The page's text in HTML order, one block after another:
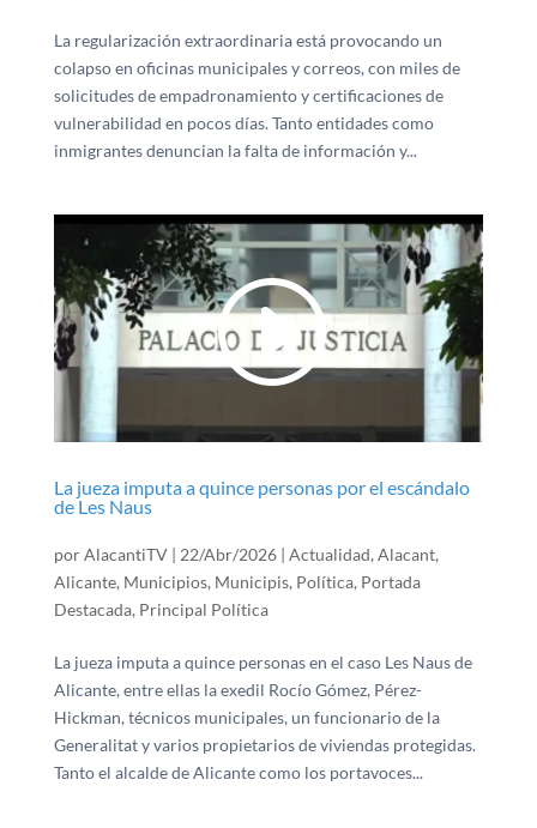
La regularización extraordinaria está provocando un
colapso en oficinas municipales y correos, con miles de
solicitudes de empadronamiento y certificaciones de
vulnerabilidad en pocos días. Tanto entidades como
inmigrantes denuncian la falta de información y...
La jueza imputa a quince personas por el escándalo
de Les Naus
porAlacantiTV| 22/Abr/2026| Actualidad, Alacant,
Alicante, Municipios, Municipis, Política, Portada
Destacada, Principal Política
La jueza imputa a quince personas en el caso Les Naus de
Alicante, entre ellas la exedil Rocío Gómez, Pérez-
Hickman, técnicos municipales, un funcionario de la
Generalitat y varios propietarios de viviendas protegidas.
Tanto el alcalde de Alicante como los portavoces...